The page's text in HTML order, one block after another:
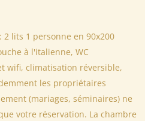
lits 1 personne en 90x200
à l'italienne, WC
wifi, climatisation réversible,
les propriétaires
(mariages, séminaires) ne
votre réservation. La chambre